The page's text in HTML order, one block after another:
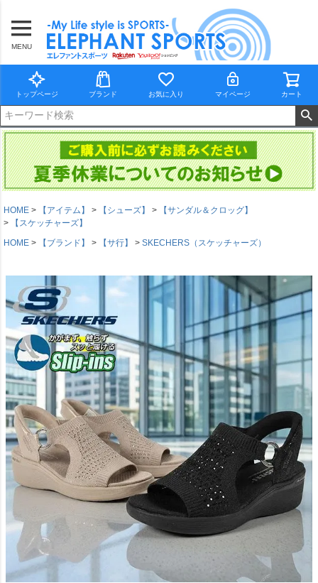
MENU
トップページ ブランド お気に入り マイページ カート
HOME 【アイテム】 【シューズ】
【サンダル＆クロッグ】
【スケッチャーズ】
HOME
【ブランド】 【サ行】 SKECHERS（スケッチャーズ）